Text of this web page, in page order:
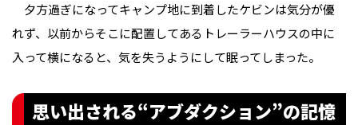
夕方過ぎになってキャンプ地に到着したケビンは気分が優
れず、以前からそこに配置してあるトレーラーハウスの中に
入って横になると、気を失うようにして眠ってしまった。
思い出される“アブダクション”の記憶